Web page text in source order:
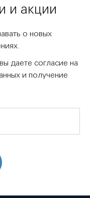
и акции
о новых
даете согласие на
и получение